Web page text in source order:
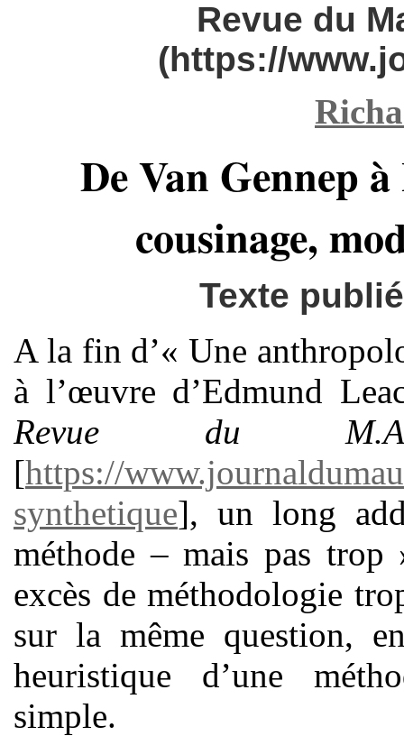
Revue du
(https://
De Van Gennep
cousinage,
Texte
A la fin d’« Une
à l’œuvre d’Edmund
Revue du
[https://
synthetique], un long
méthode – mais pas trop
excès de méthodologie
sur la même question,
heuristique d’une
simple.